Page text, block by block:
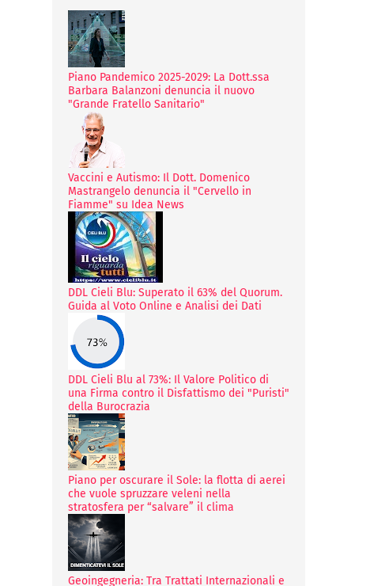
Piano Pandemico 2025-2029: La Dott.ssa
Barbara Balanzoni denuncia il nuovo
"Grande Fratello Sanitario"
Vaccini e Autismo: Il Dott. Domenico
Mastrangelo denuncia il "Cervello in
Fiamme" su Idea News
DDL Cieli Blu: Superato il 63% del Quorum.
Guida al Voto Online e Analisi dei Dati
DDL Cieli Blu al 73%: Il Valore Politico di
una Firma contro il Disfattismo dei "Puristi"
della Burocrazia
Piano per oscurare il Sole: la flotta di aerei
che vuole spruzzare veleni nella
stratosfera per “salvare” il clima
Geoingegneria: Tra Trattati Internazionali e